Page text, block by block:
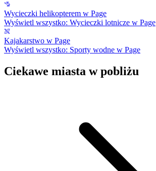
Wycieczki helikopterem w Page
Wyświetl wszystko: Wycieczki lotnicze w Page
Kajakarstwo w Page
Wyświetl wszystko: Sporty wodne w Page
Ciekawe miasta w pobliżu